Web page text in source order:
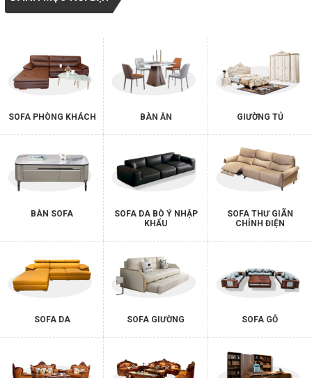
SOFA PHÒNG KHÁCH BÀN ĂN GIƯỜNG TỦ
BÀN SOFA
SOFA DA BÒ Ý NHẬP
KHẨU
SOFA THƯ GIÃN
CHỈNH ĐIỆN
SOFA DA SOFA GIƯỜNG SOFA GỖ